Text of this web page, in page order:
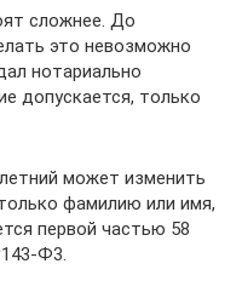
сложнее. До
это невозможно
нотариально
допускается, только
может изменить
фамилию или имя,
первой частью 58
Ф3.